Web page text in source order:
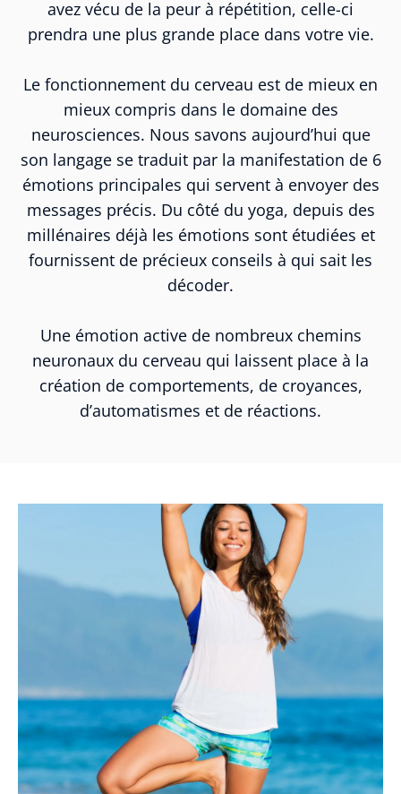
avez vécu de la peur à répétition, celle-ci
prendra une plus grande place dans votre vie.
Le fonctionnement du cerveau est de mieux en
mieux compris dans le domaine des
neurosciences. Nous savons aujourd’hui que
son langage se traduit par la manifestation de 6
émotions principales qui servent à envoyer des
messages précis. Du côté du yoga, depuis des
millénaires déjà les émotions sont étudiées et
fournissent de précieux conseils à qui sait les
décoder.
Une émotion active de nombreux chemins
neuronaux du cerveau qui laissent place à la
création de comportements, de croyances,
d’automatismes et de réactions.